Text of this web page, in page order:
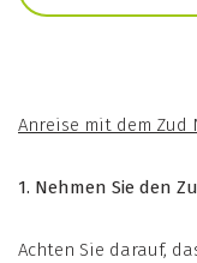
Anreise mit dem Zud
1. Nehmen Sie den
Achten Sie darauf,